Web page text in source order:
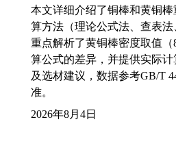
本文详细介绍了铜棒和黄铜
算方法（理论公式法、查表法
重点解析了黄铜棒密度取值（
算公式的差异，并提供实际
及选材建议，数据参考GB/T
准。
2026年8月4日